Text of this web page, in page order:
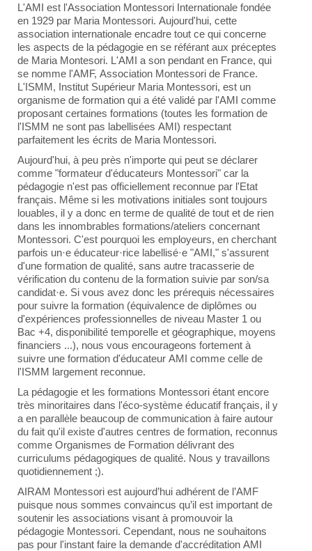
L'AMI est l'Association Montessori Internationale fondée
en 1929 par Maria Montessori. Aujourd'hui, cette
association internationale encadre tout ce qui concerne
les aspects de la pédagogie en se référant aux préceptes
de Maria Montesori. L'AMI a son pendant en France, qui
se nomme l'AMF, Association Montessori de France.
L'ISMM, Institut Supérieur Maria Montessori, est un
organisme de formation qui a été validé par l'AMI comme
proposant certaines formations (toutes les formation de
l'ISMM ne sont pas labellisées AMI) respectant
parfaitement les écrits de Maria Montessori.
Aujourd'hui, à peu près n'importe qui peut se déclarer
comme "formateur d'éducateurs Montessori" car la
pédagogie n'est pas officiellement reconnue par l'Etat
français. Même si les motivations initiales sont toujours
louables, il y a donc en terme de qualité de tout et de rien
dans les innombrables formations/ateliers concernant
Montessori. C'est pourquoi les employeurs, en cherchant
parfois un·e éducateur·rice labellisé·e "AMI," s'assurent
d'une formation de qualité, sans autre tracasserie de
vérification du contenu de la formation suivie par son/sa
candidat·e. Si vous avez donc les prérequis nécessaires
pour suivre la formation (équivalence de diplômes ou
d'expériences professionnelles de niveau Master 1 ou
Bac +4, disponibilité temporelle et géographique, moyens
financiers ...), nous vous encourageons fortement à
suivre une formation d'éducateur AMI comme celle de
l'ISMM largement reconnue.
La pédagogie et les formations Montessori étant encore
très minoritaires dans l'éco-système éducatif français, il y
a en parallèle beaucoup de communication à faire autour
du fait qu'il existe d'autres centres de formation, reconnus
comme Organismes de Formation délivrant des
curriculums pédagogiques de qualité. Nous y travaillons
quotidiennement ;).
AIRAM Montessori est aujourd’hui adhérent de l’AMF
puisque nous sommes convaincus qu’il est important de
soutenir les associations visant à promouvoir la
pédagogie Montessori. Cependant, nous ne souhaitons
pas pour l'instant faire la demande d'accréditation AMI